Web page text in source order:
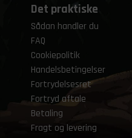
Det praktiske
Sådan handler du
FAQ
Cookiepolitik
Handelsbetingelser
Fortrydelsesret
Fortryd aftale
Betaling
Fragt og levering